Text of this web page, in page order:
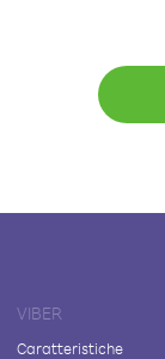
VIBER
Caratteristiche